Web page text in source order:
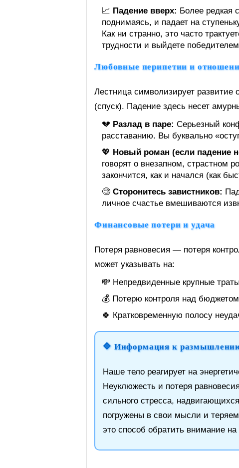
📈 Падение вверх: Более редкая
поднимаясь, и падает на
Как ни странно, это часто
трудности и выйдете
Любовные перипетии и
Лестница символизирует
(спуск). Падение здесь несет
💔 Разлад в паре: Серьезный
расставанию. Вы буквально
💖 Новый роман (если падение
говорят о внезапном, страстном
закончится, как и начался (как
🧐 Сторонитесь завистников:
личное счастье вмешиваются
Финансовые потери и удача
Потеря равновесия — потеря
может указывать на:
💸 Непредвиденные крупные
💰 Потерю контроля над
🍀 Кратковременную полосу
🔷 Информация к
Наше тело реагирует на
Неуклюжесть и потеря
сильного стресса,
погружены в свои мысли и
это способ обратить внимание